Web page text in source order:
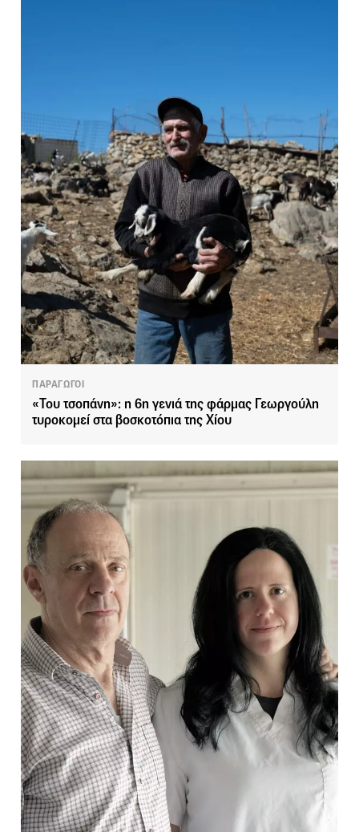
ΠΑΡΑΓΩΓΟΙ
«Του τσοπάνη»: η 6η γενιά της φάρμας Γεωργούλη
τυροκομεί στα βοσκοτόπια της Χίου